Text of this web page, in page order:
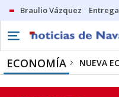
Braulio Vázquez
ECONOMÍA NUEVA